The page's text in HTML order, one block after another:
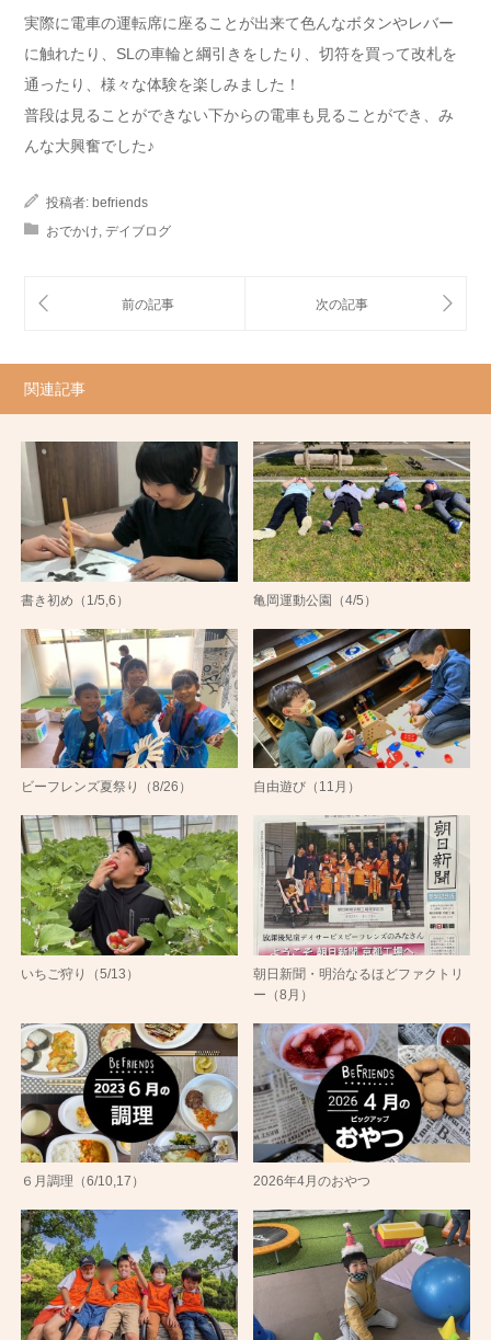
実際に電車の運転席に座ることが出来て色んなボタンやレバー
に触れたり、SLの車輪と綱引きをしたり、切符を買って改札を
通ったり、様々な体験を楽しみました！
普段は見ることができない下からの電車も見ることができ、み
んな大興奮でした♪
投稿者: befriends
おでかけ デイブログ
関連記事
書き初め（1/5,6） 亀岡運動公園（4/5）
ビーフレンズ夏祭り（8/26） 自由遊び（11月）
いちご狩り（5/13）
朝日新聞・明治なるほどファクトリ
ー（8月）
６月調理（6/10,17） 2026年4月のおやつ